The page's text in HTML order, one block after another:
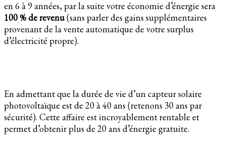
en 6 à 9 années, par la suite votre économie d’énergie sera
100 % de revenu(sans parler des gains supplémentaires
provenant de la vente automatique de votre surplus
d’électricité propre).
En admettant que la durée de vie d’un capteur solaire
photovoltaïque est de 20 à 40 ans (retenons 30 ans par
sécurité). Cette affaire est incroyablement rentable et
permet d’obtenir plus de 20 ans d’énergie gratuite.